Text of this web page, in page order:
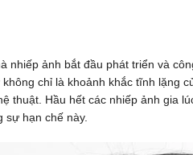
ảnh bắt đầu phát triển và
chỉ là khoảnh khắc tĩnh lặng
thuật. Hầu hết các nhiếp ảnh gia
sự hạn chế này.